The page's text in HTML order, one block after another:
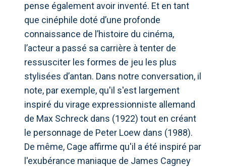
pense également avoir inventé. Et en tant
que cinéphile doté d’une profonde
connaissance de l’histoire du cinéma,
l’acteur a passé sa carrière à tenter de
ressusciter les formes de jeu les plus
stylisées d’antan. Dans notre conversation, il
note, par exemple, qu'il s'est largement
inspiré du virage expressionniste allemand
de Max Schreck dans (1922) tout en créant
le personnage de Peter Loew dans (1988).
De même, Cage affirme qu'il a été inspiré par
l'exubérance maniaque de James Cagney